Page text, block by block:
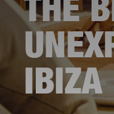
THE
IBIZA